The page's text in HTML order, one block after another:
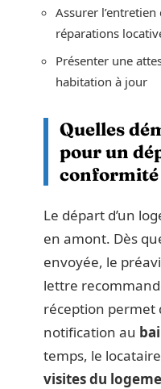
Assurer
réparations
Présenter une
habitation à jour
Quelles
pour un
conformité
Le départ d’un
en amont. Dès
envoyée, le
lettre
réception permet
notification au
temps, le
visites du